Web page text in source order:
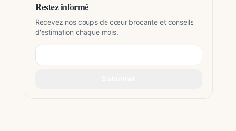
Restez informé
Recevez nos coups de cœur brocante et conseils
d'estimation chaque mois.